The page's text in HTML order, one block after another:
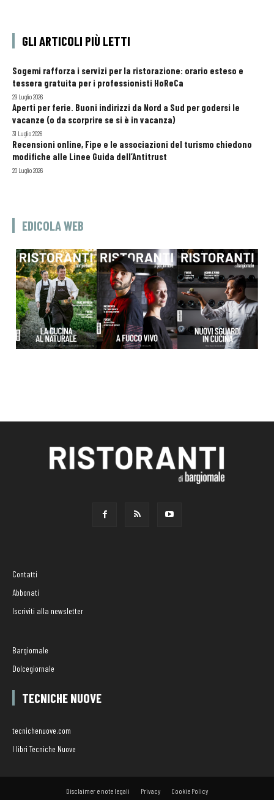
GLI ARTICOLI PIÙ LETTI
Sogemi rafforza i servizi per la ristorazione: orario esteso e
tessera gratuita per i professionisti HoReCa
29 Luglio 2026
Aperti per ferie. Buoni indirizzi da Nord a Sud per godersi le
vacanze (o da scorprire se si è in vacanza)
31 Luglio 2026
Recensioni online, Fipe e le associazioni del turismo chiedono
modifiche alle Linee Guida dell’Antitrust
20 Luglio 2026
EDICOLA WEB
Contatti
Abbonati
Iscriviti alla newsletter
Bargiornale
Dolcegiornale
TECNICHE NUOVE
tecnichenuove.com
I libri Tecniche Nuove
Disclaimer e note legali Privacy Cookie Policy